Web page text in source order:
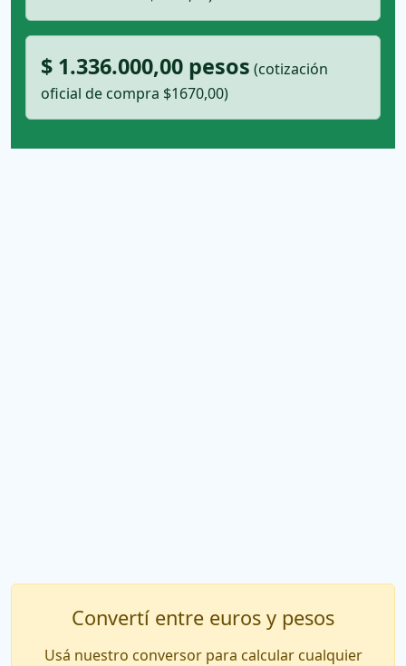
$ 1.336.000,00 pesos (cotización
oficial de compra $1670,00)
Convertí entre euros y pesos
Usá nuestro conversor para calcular cualquier